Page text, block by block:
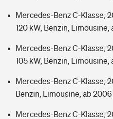
Mercedes-Benz C-Klasse,
120 kW, Benzin, Limousine,
Mercedes-Benz C-Klasse,
105 kW, Benzin, Limousine,
Mercedes-Benz C-Klasse,
Benzin, Limousine, ab 2006
Mercedes-Benz C-Klasse,